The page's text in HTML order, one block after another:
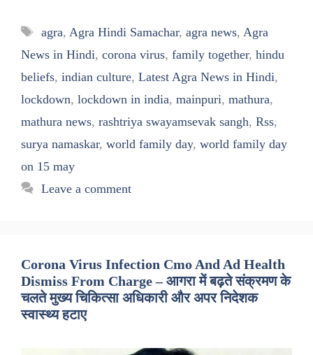
Tags
agra, Agra Hindi Samachar, agra news, Agra
News in Hindi, corona virus, family together, hindu
beliefs, indian culture, Latest Agra News in Hindi,
lockdown, lockdown in india, mainpuri, mathura,
mathura news, rashtriya swayamsevak sangh, Rss,
surya namaskar, world family day, world family day
on 15 may
Leave a comment
Corona Virus Infection Cmo And Ad Health
Dismiss From Charge – आगरा में बढ़ते संक्रमण के
चलते मुख्य चिकित्सा अधिकारी और अपर निदेशक
स्वास्थ्य हटाए